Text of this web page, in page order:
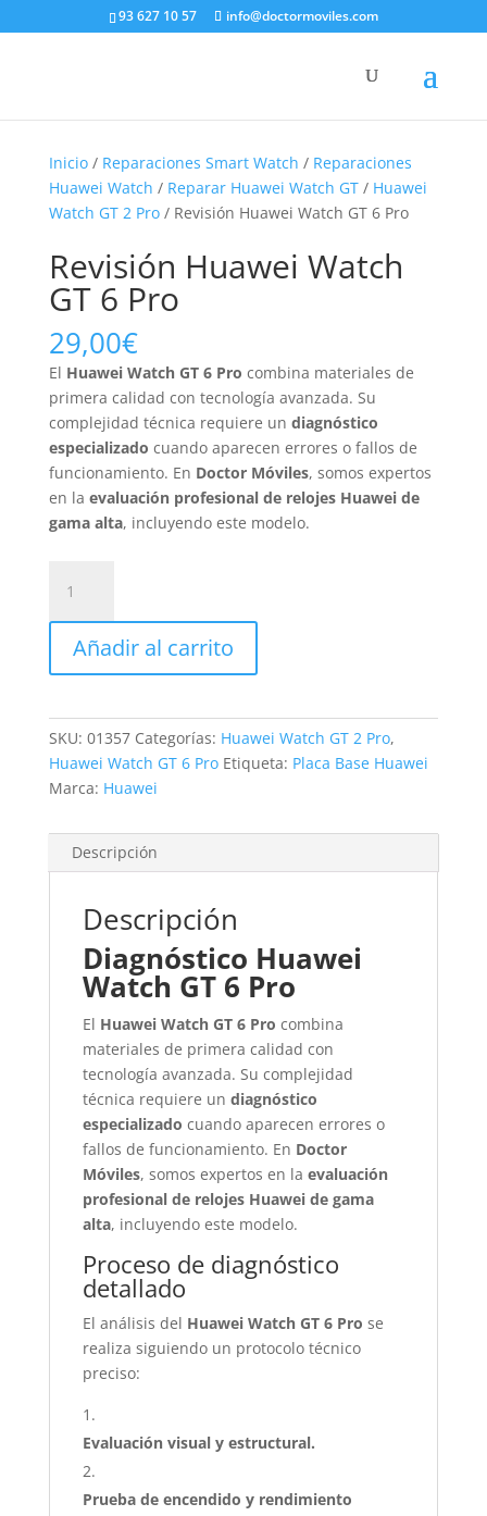
93 627 10 57 info@doctormoviles.com
Inicio/ Reparaciones Smart Watch / Reparaciones
Huawei Watch / Reparar Huawei Watch GT/ Huawei
Watch GT 2 Pro/ Revisión Huawei Watch GT 6 Pro
Revisión Huawei Watch
GT 6 Pro
29,00€
El Huawei Watch GT 6 Pro combina materiales de
primera calidad con tecnología avanzada. Su
complejidad técnica requiere un diagnóstico
especializado cuando aparecen errores o fallos de
funcionamiento. En Doctor Móviles, somos expertos
en la evaluación profesional de relojes Huawei de
gama alta, incluyendo este modelo.
Huawei
Watch
6
cantidad
Añadir al carrito
SKU: 01357 Categorías: Huawei Watch GT 2 Pro,
Huawei Watch GT 6 Pro Etiqueta: Placa Base Huawei
Marca: Huawei
Descripción
Descripción
Diagnóstico Huawei
Watch GT 6 Pro
El Huawei Watch GT 6 Pro combina
materiales de primera calidad con
tecnología avanzada. Su complejidad
técnica requiere un diagnóstico
especializado cuando aparecen errores o
fallos de funcionamiento. En Doctor
Móviles, somos expertos en la evaluación
profesional de relojes Huawei de gama
alta, incluyendo este modelo.
Proceso de diagnóstico
detallado
El análisis del Huawei Watch GT 6 Pro se
realiza siguiendo un protocolo técnico
preciso:
Evaluación visual y estructural.
Prueba de encendido y rendimiento